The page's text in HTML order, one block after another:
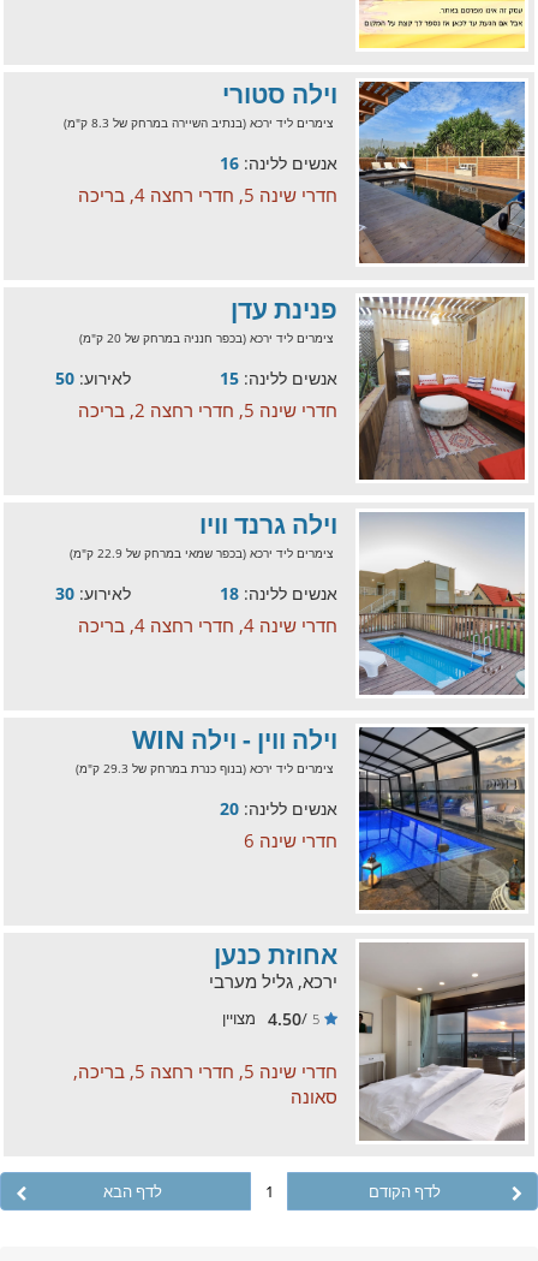
וילה סטורי
צימרים ליד ירכא (בנתיב השיירה במרחק של 8.3 ק"מ)
אנשים ללינה: 16
חדרי שינה 5, חדרי רחצה 4, בריכה
פנינת עדן
צימרים ליד ירכא (בכפר חנניה במרחק של 20 ק"מ)
אנשים ללינה: 15 לאירוע: 50
חדרי שינה 5, חדרי רחצה 2, בריכה
וילה גרנד וויו
צימרים ליד ירכא (בכפר שמאי במרחק של 22.9 ק"מ)
אנשים ללינה: 18 לאירוע: 30
חדרי שינה 4, חדרי רחצה 4, בריכה
וילה ווין - וילה WIN
צימרים ליד ירכא (בנוף כנרת במרחק של 29.3 ק"מ)
אנשים ללינה: 20
חדרי שינה 6
אחוזת כנען
ירכא, גליל מערבי
5
/
4.50 מצויין
חדרי שינה 5, חדרי רחצה 5, בריכה,
סאונה
לדף הקודם 1 לדף הבא